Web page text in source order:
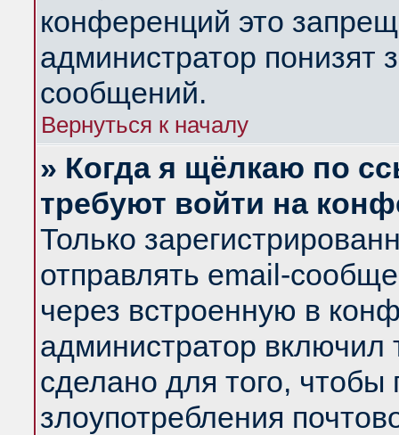
конференций это
администратор понизят
сообщений.
Вернуться к началу
» Когда я щёлкаю по
требуют войти на
Только
отправлять email-
через встроенную в
администратор
сделано для того, чтобы
злоупотребления